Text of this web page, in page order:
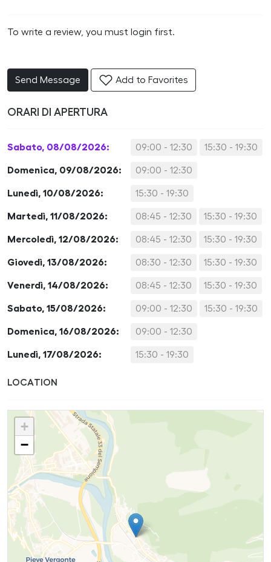
To write a review, you must login first.
Send Message Add to Favorites
ORARI DI APERTURA
Sabato, 08/08/2026: 09:00 - 12:30 15:30 - 19:30
Domenica, 09/08/2026: 09:00 - 12:30
Lunedì, 10/08/2026: 15:30 - 19:30
Martedì, 11/08/2026: 08:45 - 12:30 15:30 - 19:30
Mercoledì, 12/08/2026: 08:45 - 12:30 15:30 - 19:30
Giovedì, 13/08/2026: 08:30 - 12:30 15:30 - 19:30
Venerdì, 14/08/2026: 08:45 - 12:30 15:30 - 19:30
Sabato, 15/08/2026: 09:00 - 12:30 15:30 - 19:30
Domenica, 16/08/2026: 09:00 - 12:30
Lunedì, 17/08/2026: 15:30 - 19:30
LOCATION
+
−